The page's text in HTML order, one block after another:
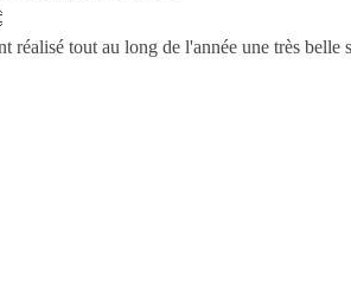
tout au long de l'année une très belle